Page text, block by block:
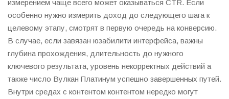
измерением чаще всего может оказываться CTR. Если
особенно нужно измерить доход до следующего шага к
целевому этапу, смотрят в первую очередь на конверсию.
В случае, если завязан юзабилити интерфейса, важны
глубина прохождения, длительность до нужного
ключевого результата, уровень некорректных действий а
также число Вулкан Платинум успешно завершенных путей.
Внутри средах с контентом контентом нередко могут